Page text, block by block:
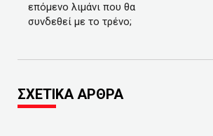
επόμενο λιμάνι που θα
συνδεθεί με το τρένο;
ΣΧΕΤΙΚΑ ΑΡΘΡΑ